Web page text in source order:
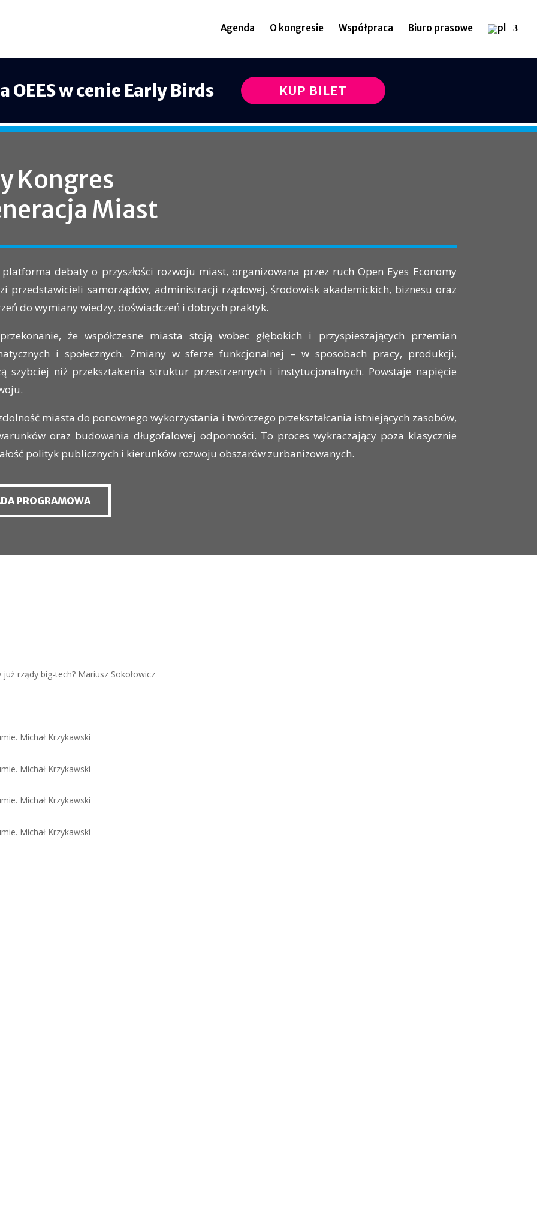
Agenda O kongresie Współpraca Biuro prasowe
OEES w cenie Early Birds KUP BILET
Kongres
Miast
debaty o przyszłości rozwoju miast, organizowana przez ruch Open Eyes Economy
przedstawicieli samorządów, administracji rządowej, środowisk akademickich, biznesu oraz
do wymiany wiedzy, doświadczeń i dobrych praktyk.
że współczesne miasta stoją wobec głębokich i przyspieszających przemian
i społecznych. Zmiany w sferze funkcjonalnej – w sposobach pracy, produkcji,
szybciej niż przekształcenia struktur przestrzennych i instytucjonalnych. Powstaje napięcie
miasta do ponownego wykorzystania i twórczego przekształcania istniejących zasobów,
oraz budowania długofalowej odporności. To proces wykraczający poza klasycznie
polityk publicznych i kierunków rozwoju obszarów zurbanizowanych.
PROGRAMOWA